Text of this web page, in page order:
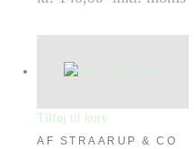
Tilføj til kurv
AF STRAARUP & CO